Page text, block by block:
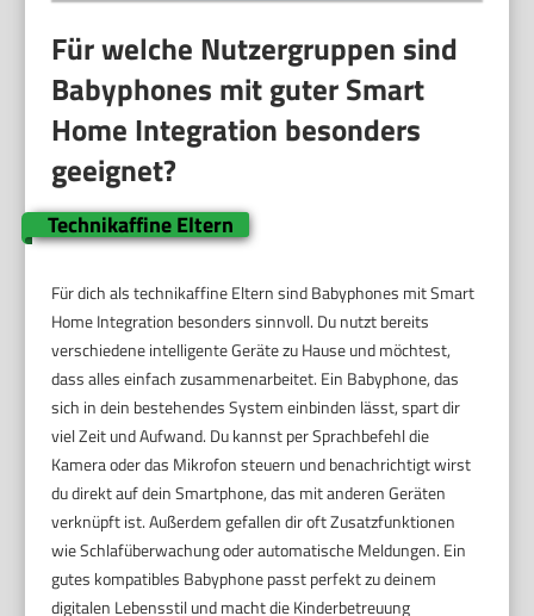
Für welche Nutzergruppen sind
Babyphones mit guter Smart
Home Integration besonders
geeignet?
Technikaffine Eltern
Für dich als technikaffine Eltern sind Babyphones mit Smart
Home Integration besonders sinnvoll. Du nutzt bereits
verschiedene intelligente Geräte zu Hause und möchtest,
dass alles einfach zusammenarbeitet. Ein Babyphone, das
sich in dein bestehendes System einbinden lässt, spart dir
viel Zeit und Aufwand. Du kannst per Sprachbefehl die
Kamera oder das Mikrofon steuern und benachrichtigt wirst
du direkt auf dein Smartphone, das mit anderen Geräten
verknüpft ist. Außerdem gefallen dir oft Zusatzfunktionen
wie Schlafüberwachung oder automatische Meldungen. Ein
gutes kompatibles Babyphone passt perfekt zu deinem
digitalen Lebensstil und macht die Kinderbetreuung